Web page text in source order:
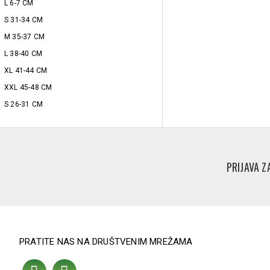
L 6-7 CM
S 31-34 CM
M 35-37 CM
L 38-40 CM
XL 41-44 CM
XXL 45-48 CM
S 26-31 CM
PRIJAVA
PRATITE NAS NA DRUŠTVENIM MREŽAMA